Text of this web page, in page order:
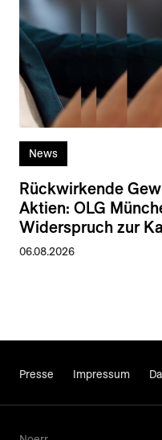
News
Rückwirkende
Aktien: OLG
Widerspruch zur
06.08.2026
Presse Impressum